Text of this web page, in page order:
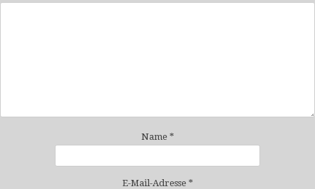
Name *
E-Mail-Adresse *